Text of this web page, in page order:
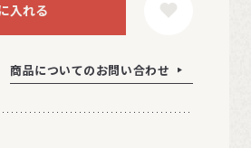
入れる
商品についてのお問い合わせ